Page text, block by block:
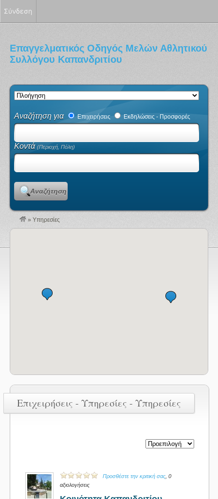
Επαγγελματικός Οδηγός Μελών Αθλητικού
Συλλόγου Καπανδριτίου
Αναζήτηση για Επιχειρήσεις Εκδηλώσεις - Προσφορές
Κοντά(Περιοχή, Πόλη)
Αναζήτηση
» Υπηρεσίες
Επιχειρήσεις - Υπηρεσίες - Υπηρεσίες
Προσθέστε την κριτική σας , 0
αξιολογήσεις
Σύνδεση